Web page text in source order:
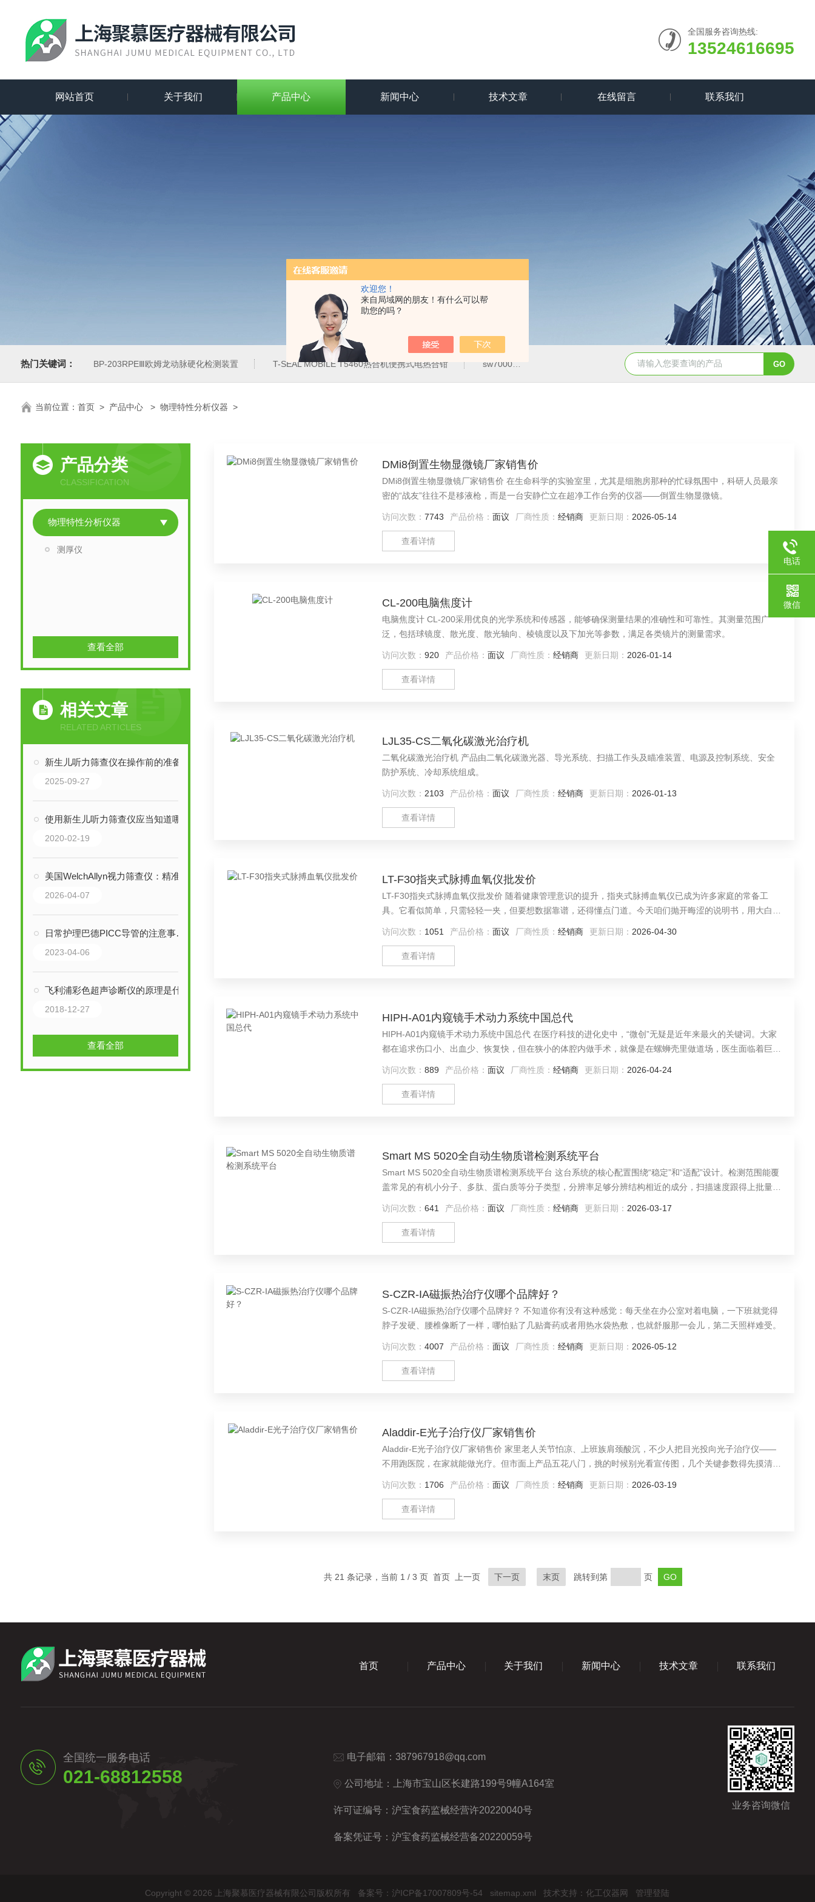
欢迎您！
来自局域网的朋友！有什么可以帮
助您的吗？
全国服务咨询热线:
13524616695
网站首页 关于我们 产品中心 新闻中心 技术文章 在线留言 联系我们
热门关键词： BP-203RPEⅢ欧姆龙动脉硬化检测装置 T-SEAL MOBILE T5460热合机便携式电热合钳 sw7000医用眼科索维角膜内皮细胞计 NHZ-06诺和振动排痰机厂家直销
当前位置： 首页> 产品中心 > 物理特性分析仪器 >
产品分类
CLASSIFICATION
物理特性分析仪器
测厚仪
查看全部
相关文章
RELATED ARTICLES
新生儿听力筛查仪在操作前的准备技巧
2025-09-27
使用新生儿听力筛查仪应当知道哪些测试技巧？
2020-02-19
美国WelchAllyn视力筛查仪：精准筛查+便捷操作，解锁视力检测新体验
2026-04-07
日常护理巴德PICC导管的注意事项有哪些？
2023-04-06
飞利浦彩色超声诊断仪的原理是什么？
2018-12-27
查看全部
DMi8倒置生物显微镜厂家销售价
DMi8倒置生物显微镜厂家销售价 在生命科学的实验室里，尤其是细胞房那种的忙碌氛围中，科研人员最亲
密的“战友”往往不是移液枪，而是一台安静伫立在超净工作台旁的仪器——倒置生物显微镜。
访问次数： 7743 产品价格： 面议 厂商性质： 经销商 更新日期： 2026-05-14
查看详情
CL-200电脑焦度计
电脑焦度计 CL-200采用优良的光学系统和传感器，能够确保测量结果的准确性和可靠性。其测量范围广
泛，包括球镜度、散光度、散光轴向、棱镜度以及下加光等参数，满足各类镜片的测量需求。
访问次数： 920 产品价格： 面议 厂商性质： 经销商 更新日期： 2026-01-14
查看详情
LJL35-CS二氧化碳激光治疗机
二氧化碳激光治疗机 产品由二氧化碳激光器、导光系统、扫描工作头及瞄准装置、电源及控制系统、安全
防护系统、冷却系统组成。
访问次数： 2103 产品价格： 面议 厂商性质： 经销商 更新日期： 2026-01-13
查看详情
LT-F30指夹式脉搏血氧仪批发价
LT-F30指夹式脉搏血氧仪批发价 随着健康管理意识的提升，指夹式脉搏血氧仪已成为许多家庭的常备工
具。它看似简单，只需轻轻一夹，但要想数据靠谱，还得懂点门道。今天咱们抛开晦涩的说明书，用大白话
访问次数： 1051 产品价格： 面议 厂商性质： 经销商 更新日期： 2026-04-30
查看详情
HIPH-A01内窥镜手术动力系统中国总代
HIPH-A01内窥镜手术动力系统中国总代 在医疗科技的进化史中，“微创”无疑是近年来最火的关键词。大家
都在追求伤口小、出血少、恢复快，但在狭小的体腔内做手术，就像是在螺蛳壳里做道场，医生面临着巨大
访问次数： 889 产品价格： 面议 厂商性质： 经销商 更新日期： 2026-04-24
查看详情
Smart MS 5020全自动生物质谱检测系统平台
Smart MS 5020全自动生物质谱检测系统平台 这台系统的核心配置围绕“稳定”和“适配”设计。检测范围能覆
盖常见的有机小分子、多肽、蛋白质等分子类型，分辨率足够分辨结构相近的成分，扫描速度跟得上批量样
访问次数： 641 产品价格： 面议 厂商性质： 经销商 更新日期： 2026-03-17
查看详情
S-CZR-IA磁振热治疗仪哪个品牌好？
S-CZR-IA磁振热治疗仪哪个品牌好？ 不知道你有没有这种感觉：每天坐在办公室对着电脑，一下班就觉得
脖子发硬、腰椎像断了一样，哪怕贴了几贴膏药或者用热水袋热敷，也就舒服那一会儿，第二天照样难受。
访问次数： 4007 产品价格： 面议 厂商性质： 经销商 更新日期： 2026-05-12
查看详情
Aladdir-E光子治疗仪厂家销售价
Aladdir-E光子治疗仪厂家销售价 家里老人关节怕凉、上班族肩颈酸沉，不少人把目光投向光子治疗仪——
不用跑医院，在家就能做光疗。但市面上产品五花八门，挑的时候别光看宣传图，几个关键参数得先摸清
访问次数： 1706 产品价格： 面议 厂商性质： 经销商 更新日期： 2026-03-19
查看详情
共 21 条记录，当前 1 / 3 页 首页 上一页 下一页 末页 跳转到第 页
首页 产品中心 关于我们 新闻中心 技术文章 联系我们
全国统一服务电话
021-68812558
电子邮箱：387967918@qq.com
公司地址：上海市宝山区长建路199号9幢A164室
许可证编号：沪宝食药监械经营许20220040号
备案凭证号：沪宝食药监械经营备20220059号
业务咨询微信
Copyright © 2026 上海聚慕医疗器械有限公司版权所有 备案号：沪ICP备17007809号-54 sitemap.xml 技术支持：化工仪器网 管理登陆
电话
微信